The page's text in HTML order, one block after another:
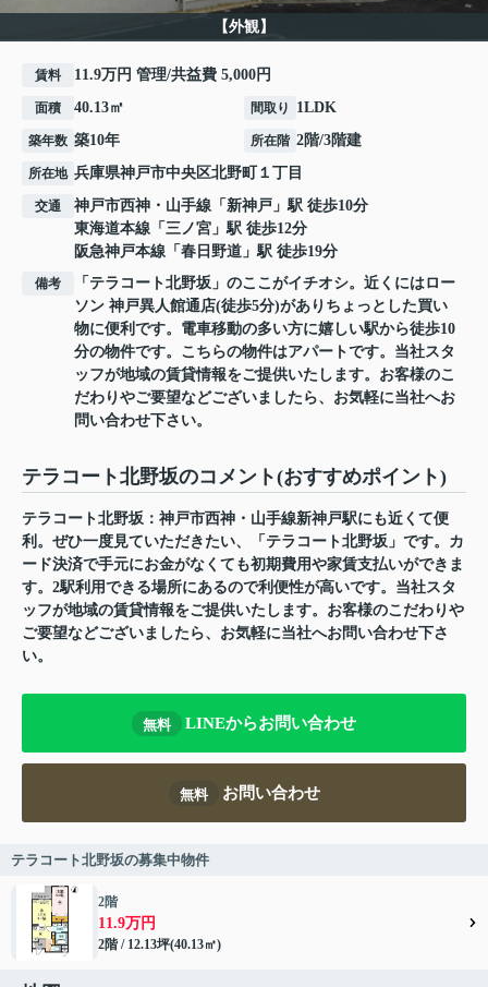
【外観】
賃料 11.9万円 管理/共益費 5,000円
面積 40.13㎡ 間取り 1LDK
築年数 築10年 所在階 2階/3階建
所在地 兵庫県神戸市中央区北野町 １丁目
交通 神戸市西神・山手線 「 新神戸 」駅 徒歩10分
東海道本線 「 三ノ宮 」駅 徒歩12分
阪急神戸本線 「 春日野道 」駅 徒歩19分
備考
「テラコート北野坂」のここがイチオシ。近くにはロー
ソン 神戸異人館通店(徒歩5分)がありちょっとした買い
物に便利です。電車移動の多い方に嬉しい駅から徒歩10
分の物件です。こちらの物件はアパートです。当社スタ
ッフが地域の賃貸情報をご提供いたします。お客様のこ
だわりやご要望などございましたら、お気軽に当社へお
問い合わせ下さい。
テラコート北野坂のコメント(おすすめポイント)
テラコート北野坂：神戸市西神・山手線新神戸駅にも近くて便
利。ぜひ一度見ていただきたい、「テラコート北野坂」です。カ
ード決済で手元にお金がなくても初期費用や家賃支払いができま
す。2駅利用できる場所にあるので利便性が高いです。当社スタ
ッフが地域の賃貸情報をご提供いたします。お客様のこだわりや
ご要望などございましたら、お気軽に当社へお問い合わせ下さ
い。
無料 LINEからお問い合わせ
無料 お問い合わせ
テラコート北野坂の募集中物件
2階
11.9万円
2階 / 12.13坪(40.13㎡)